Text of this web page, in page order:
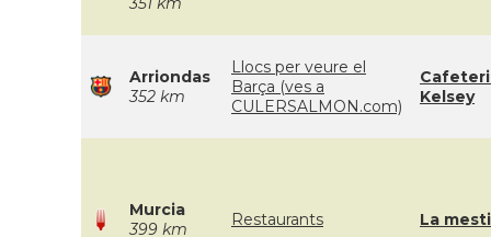
Arriondas
352 km
Llocs per veure el
Barça (ves a
CULERSALMON.com)
Kelsey
Murcia
399 km
Restaurants La